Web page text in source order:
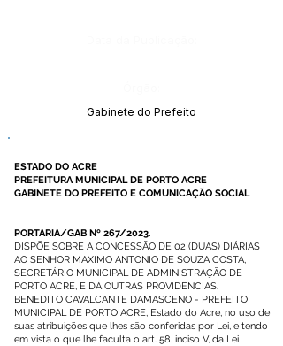
Gabinete do Prefeito
ESTADO DO ACRE
PREFEITURA MUNICIPAL DE PORTO ACRE
GABINETE DO PREFEITO E COMUNICAÇÃO SOCIAL
PORTARIA/GAB Nº 267/2023.
DISPÕE SOBRE A CONCESSÃO DE 02 (DUAS) DIÁRIAS
AO SENHOR MAXIMO ANTONIO DE SOUZA COSTA,
SECRETÁRIO MUNICIPAL DE ADMINISTRAÇÃO DE
PORTO ACRE, E DÁ OUTRAS PROVIDÊNCIAS.
BENEDITO CAVALCANTE DAMASCENO - PREFEITO
MUNICIPAL DE PORTO ACRE, Estado do Acre, no uso de
suas atribuições que lhes são conferidas por Lei, e tendo
em vista o que lhe faculta o art. 58, inciso V, da Lei